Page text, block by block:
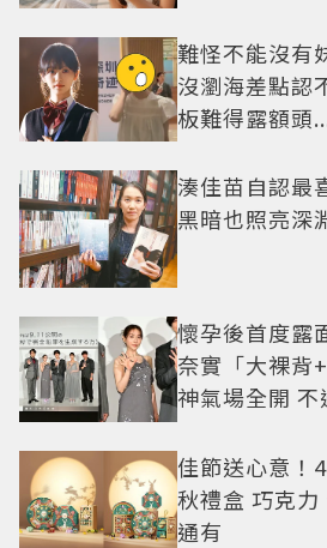
難怪不能沒有
沒瀏海差點認
板難得露額頭
湊佳苗自認最
黑暗也照亮深
懷孕後首度露
奈實「大裸背
神氣場全開
佳節送心意！
秋禮盒 巧克
通有